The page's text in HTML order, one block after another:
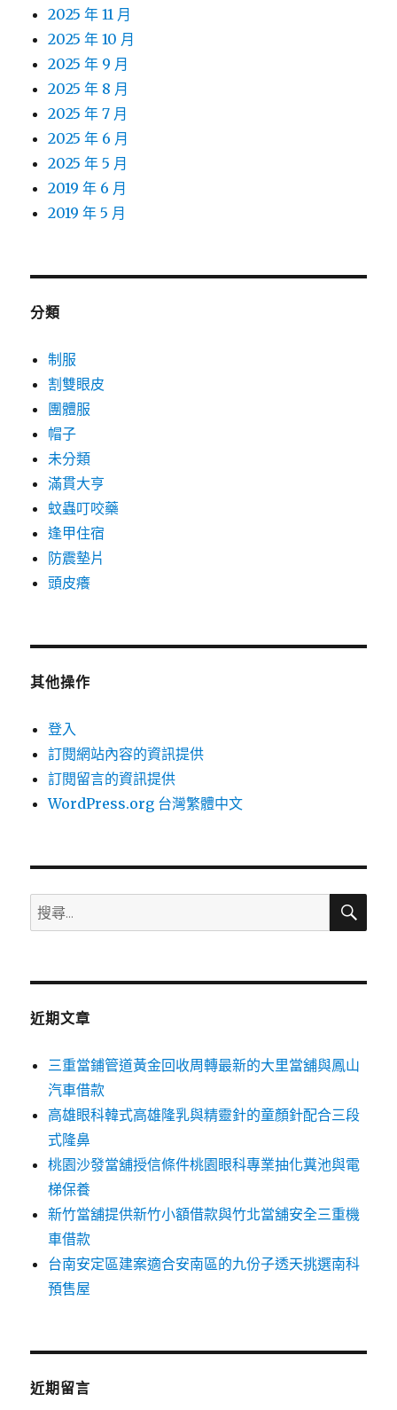
2025 年 11 月
2025 年 10 月
2025 年 9 月
2025 年 8 月
2025 年 7 月
2025 年 6 月
2025 年 5 月
2019 年 6 月
2019 年 5 月
分類
制服
割雙眼皮
團體服
帽子
未分類
滿貫大亨
蚊蟲叮咬藥
逢甲住宿
防震墊片
頭皮癢
其他操作
登入
訂閱網站內容的資訊提供
訂閱留言的資訊提供
WordPress.org 台灣繁體中文
搜
尋
鍵
搜
近期文章
三重當鋪管道黃金回收周轉最新的大里當舖與鳳山
汽車借款
高雄眼科韓式高雄隆乳與精靈針的童顏針配合三段
式隆鼻
桃園沙發當舖授信條件桃園眼科專業抽化糞池與電
梯保養
新竹當舖提供新竹小額借款與竹北當舖安全三重機
車借款
台南安定區建案適合安南區的九份子透天挑選南科
預售屋
近期留言